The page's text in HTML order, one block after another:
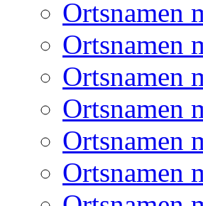
Ortsnamen
Ortsnamen
Ortsnamen
Ortsnamen
Ortsnamen
Ortsnamen